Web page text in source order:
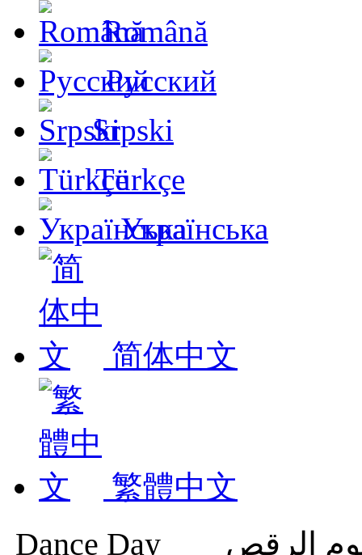
Română
Русский
Srpski
Türkçe
Українська
简体中文
繁體中文